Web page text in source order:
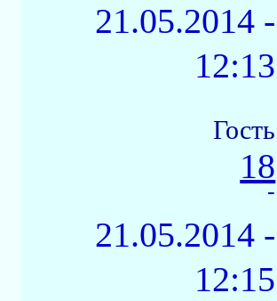
21.05.2014 -
12:13
Гость
18
-
21.05.2014 -
12:15